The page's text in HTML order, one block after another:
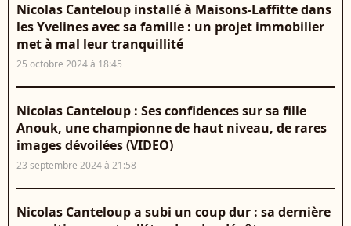
Nicolas Canteloup installé à Maisons-Laffitte dans
les Yvelines avec sa famille : un projet immobilier
met à mal leur tranquillité
25 octobre 2024 à 18:45
Nicolas Canteloup : Ses confidences sur sa fille
Anouk, une championne de haut niveau, de rares
images dévoilées (VIDEO)
23 septembre 2024 à 21:58
Nicolas Canteloup a subi un coup dur : sa dernière